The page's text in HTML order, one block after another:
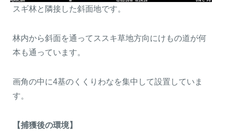
スギ林と隣接した斜面地です。
林内から斜面を通ってススキ草地方向にけもの道が何
本も通っています。
画角の中に4基のくくりわなを集中して設置していま
す。
【捕獲後の環境】